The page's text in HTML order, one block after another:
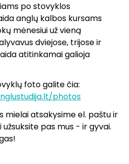
po stovyklos
anglų kalbos kursams
mėnesiui už vieną
dviejose, trijose ir
atitinkamai galioja
foto galite čia:
photos
mielai atsakysime el. paštu ir
pas mus - ir gyvai.